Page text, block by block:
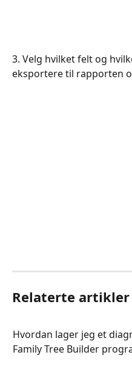
3. Velg hvilket felt og
eksportere til rapporten
Relaterte artikler
Hvordan lager jeg et
Family Tree Builder